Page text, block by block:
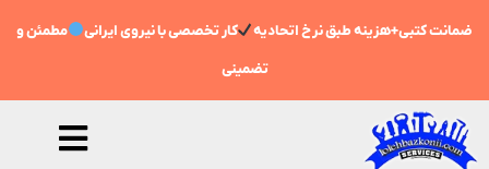
ضمانت کتبی+هزینه طبق نرخ اتحادیه کار تخصصی با نیروی ایرانی مطمئن و
تضمینی